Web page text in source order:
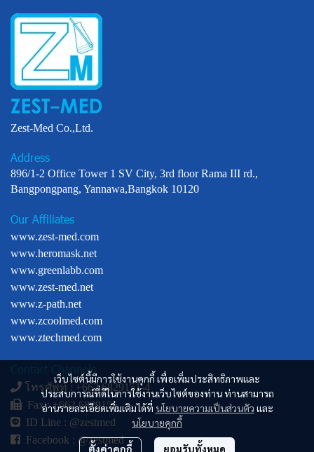
เว็บไซต์นี้มีการใช้งานคุกกี้ เพื่อเพิ่มประสิทธิภาพและ
ประสบการณ์ที่ดีในการใช้งานเว็บไซต์ของท่าน ท่านสามารถ
อ่านรายละเอียดเพิ่มเติมได้ที่ นโยบายความเป็นส่วนตัว และ
นโยบายคุกกี้
ตั้งค่าคุกกี้ ยอมรับทั้งหมด
Zest-Med Co.,Ltd.
Address
896/1-2 Office Tower 1 SV City, 3rd floor Rama III rd.,
Bangpongpang, Yannawa,Bangkok 10120
Our Affiliates
www.zest-med.com
www.heromask.net
www.greenlabb.com
www.zest-med.net
www.z-path.net
www.zcoolmed.com
www.ztechmed.com
Contact Channels
โทรศัพท์ : +662 6829151-4
Fax : +662 6829155
ID Line : @zestmed
Facebook : @zestmed